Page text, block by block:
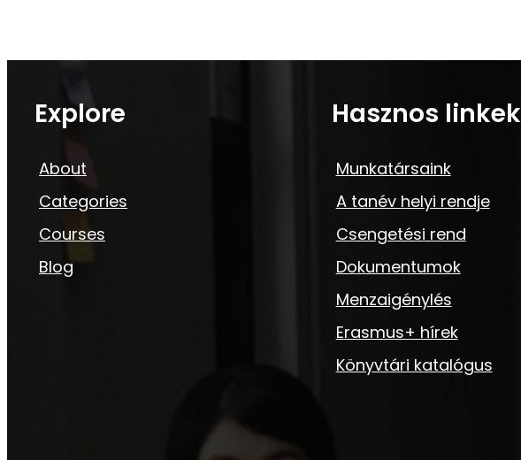
Explore
About
Categories
Courses
Blog
Hasznos linkek
Munkatársaink
A tanév helyi rendje
Csengetési rend
Dokumentumok
Menzaigénylés
Erasmus+ hírek
Könyvtári katalógus